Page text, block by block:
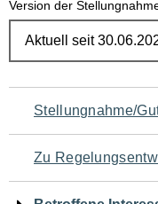
Version der
Navigation
für
den
Stellungnahme/
Zu